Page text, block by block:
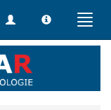
Toggle
Toggle